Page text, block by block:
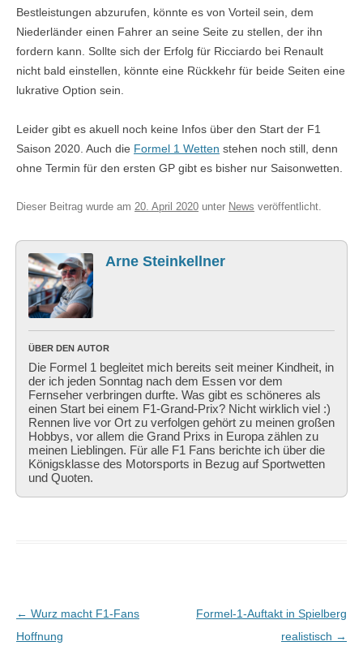
Bestleistungen abzurufen, könnte es von Vorteil sein, dem
Niederländer einen Fahrer an seine Seite zu stellen, der ihn
fordern kann. Sollte sich der Erfolg für Ricciardo bei Renault
nicht bald einstellen, könnte eine Rückkehr für beide Seiten eine
lukrative Option sein.
Leider gibt es akuell noch keine Infos über den Start der F1
Saison 2020. Auch die Formel 1 Wetten stehen noch still, denn
ohne Termin für den ersten GP gibt es bisher nur Saisonwetten.
Dieser Beitrag wurde am 20. April 2020 unter News veröffentlicht.
Arne Steinkellner
ÜBER DEN AUTOR
Die Formel 1 begleitet mich bereits seit meiner Kindheit, in
der ich jeden Sonntag nach dem Essen vor dem
Fernseher verbringen durfte. Was gibt es schöneres als
einen Start bei einem F1-Grand-Prix? Nicht wirklich viel :)
Rennen live vor Ort zu verfolgen gehört zu meinen großen
Hobbys, vor allem die Grand Prixs in Europa zählen zu
meinen Lieblingen. Für alle F1 Fans berichte ich über die
Königsklasse des Motorsports in Bezug auf Sportwetten
und Quoten.
Beitragsnavigation
← Wurz macht F1-Fans
Hoffnung
Formel-1-Auftakt in Spielberg
realistisch →